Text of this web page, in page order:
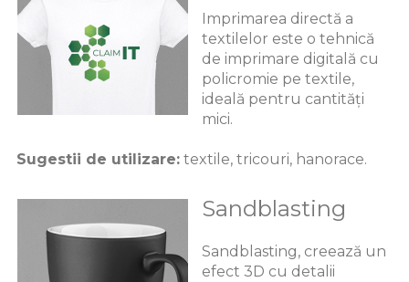
Imprimarea directă a
textilelor este o tehnică
de imprimare digitală cu
policromie pe textile,
ideală pentru cantități
mici.
Sugestii de utilizare:textile, tricouri, hanorace.
Sandblasting
Sandblasting, creează un
efect 3D cu detalii